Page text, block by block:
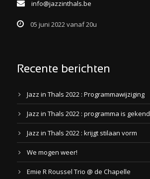
info@jazzinthals.be
05 juni 2022 vanaf 20u
Recente berichten
Jazz in Thals 2022 : Programmawijziging
Jazz in Thals 2022 : programma is gekend
Jazz in Thals 2022 : krijgt stilaan vorm
We mogen weer!
Emie R Roussel Trio @ de Chapelle